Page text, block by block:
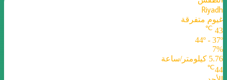
Riyadh
غيوم متفرقة
43
℃
44º - 37º
7%
5.76 كيلومتر/ساعة
44
℃